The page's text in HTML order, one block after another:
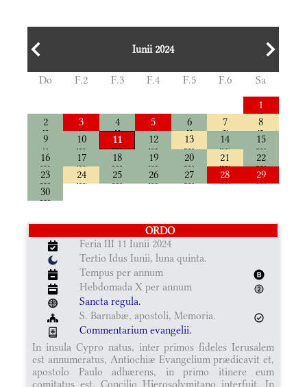
Iunii 2024
Do F.2 F.3 F.4 F.5 F.6
Sa
1
2
3 4 5 6 7
8
9
10 11 12 13 14
15
16
17 18 19 20 21
22
23
24 25 26 27 28
29
30
ORDO
Feria III 11 Iunii 2024
Tertio Idus Iunii, luna quinta.
Tempus per annum
Hebdomada X per annum
Sancta regula.
S. Barnabæ, apostoli, Memoria.
Commentarium evangelii.
In insula Cypro natus, inter primos fideles Ierusalem
est annumeratus, Antiochiæ Evangelium prædicavit et,
apostolo Paulo adhærens, in primo itinere eum
comitatus est. Concilio Hierosolymitano interfuit. In